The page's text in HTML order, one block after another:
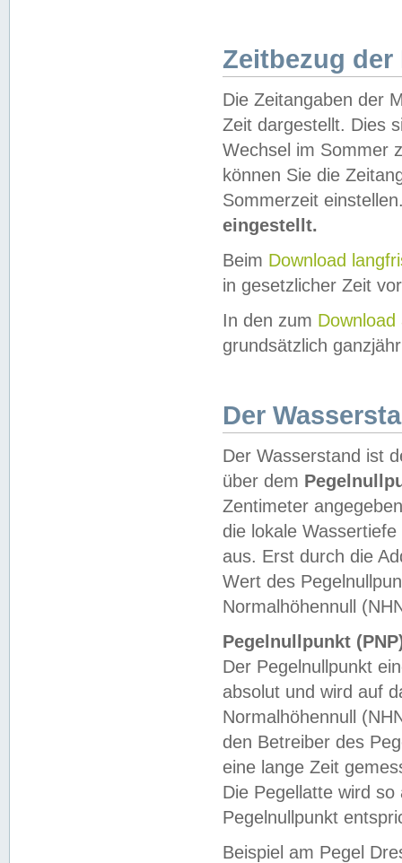
Zeitbezug der
Die Zeitangaben der
Zeit dargestellt. Dies
Wechsel im Sommer
können Sie die
Sommerzeit
eingestellt.
Beim Download
in gesetzlicher Zeit
In den zum Download
grundsätzlich
Der
Der Wasserstand ist
über dem
Zentimeter
die lokale
aus. Erst durch die
Wert des
Normalhöhennull
Pegelnullpunkt
Der Pegelnullpunkt
absolut und wird auf
Normalhöhennull
den Betreiber des
eine lange Zeit
Die Pegellatte wird
Pegelnullpunkt
Beispiel am Pegel